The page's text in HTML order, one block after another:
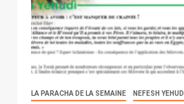
LA PARACHA DE LA SEMAINE NEFESH YEHUDI